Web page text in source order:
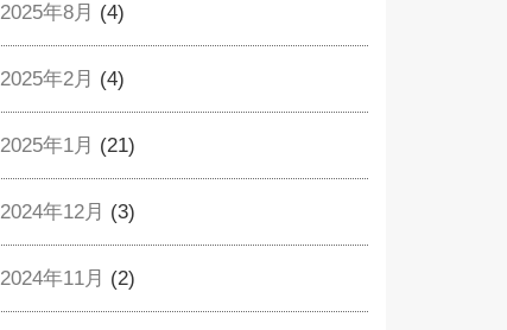
2025年8月 (4)
2025年2月 (4)
2025年1月 (21)
2024年12月 (3)
2024年11月 (2)